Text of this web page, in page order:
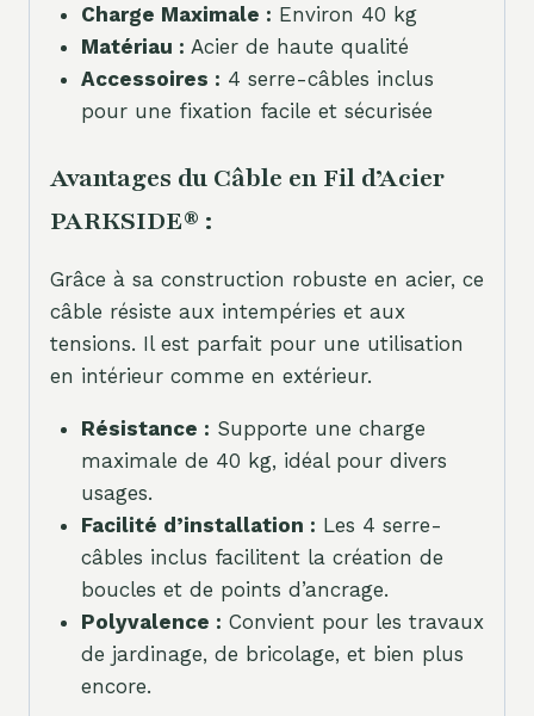
Charge Maximale : Environ 40 kg
Matériau : Acier de haute qualité
Accessoires : 4 serre-câbles inclus
pour une fixation facile et sécurisée
Avantages du Câble en Fil d’Acier
PARKSIDE® :
Grâce à sa construction robuste en acier, ce
câble résiste aux intempéries et aux
tensions. Il est parfait pour une utilisation
en intérieur comme en extérieur.
Résistance : Supporte une charge
maximale de 40 kg, idéal pour divers
usages.
Facilité d’installation : Les 4 serre-
câbles inclus facilitent la création de
boucles et de points d’ancrage.
Polyvalence : Convient pour les travaux
de jardinage, de bricolage, et bien plus
encore.